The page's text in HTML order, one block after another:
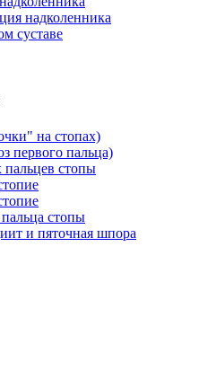
надколенника
суставе
на стопах)
первого пальца)
стопы
стопы
и пяточная шпора